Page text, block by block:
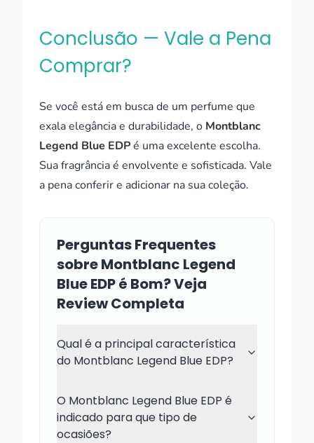
Conclusão — Vale a Pena
Comprar?
Se você está em busca de um perfume que
exala elegância e durabilidade, o Montblanc
Legend Blue EDPé uma excelente escolha.
Sua fragrância é envolvente e sofisticada. Vale
a pena conferir e adicionar na sua coleção.
Perguntas Frequentes
sobre Montblanc Legend
Blue EDP é Bom? Veja
Review Completa
Qual é a principal característica
do Montblanc Legend Blue EDP?
O Montblanc Legend Blue EDP é
indicado para que tipo de
ocasiões?